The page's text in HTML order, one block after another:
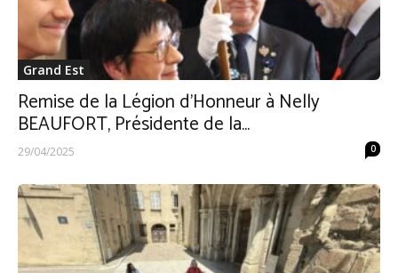
Grand Est
Remise de la Légion d’Honneur à Nelly
BEAUFORT, Présidente de la...
29/04/2025 0